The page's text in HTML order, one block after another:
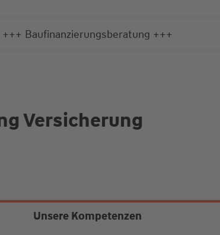
+++ Baufinanzierungsberatung +++
Versicherung
Unsere Kompetenzen